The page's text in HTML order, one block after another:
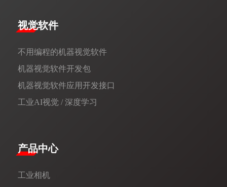
视觉软件
不用编程的机器视觉软件
机器视觉软件开发包
机器视觉软件应用开发接口
工业AI视觉 / 深度学习
产品中心
工业相机